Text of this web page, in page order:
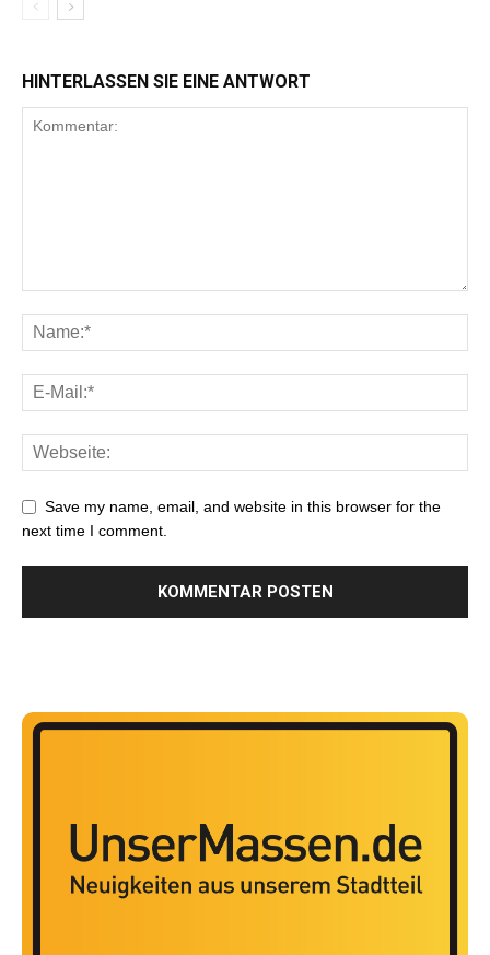
HINTERLASSEN SIE EINE ANTWORT
Save my name, email, and website in this browser for the
next time I comment.